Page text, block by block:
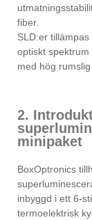
fiber.
SLD:er
optiskt
med hög
2.
minipaket
BoxOptronics
inbyggd i ett 6-
termoelektrisk